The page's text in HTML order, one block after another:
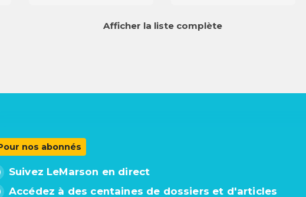
Afficher la liste complète
nos abonnés
Suivez LeMarson en direct
Accédez à des centaines de dossiers et d'articles